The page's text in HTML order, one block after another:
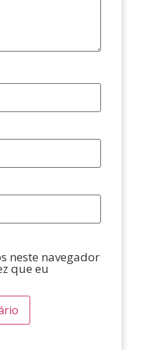
neste navegador
que eu